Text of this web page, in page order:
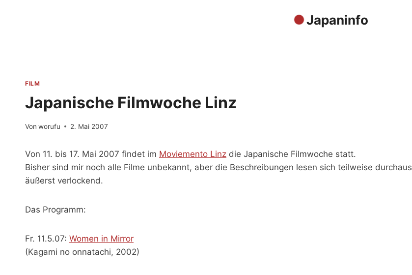
Japaninfo
FILM
Japanische Filmwoche Linz
Von worufu 2. Mai 2007
Von 11. bis 17. Mai 2007 findet im Moviemento Linz die Japanische Filmwoche statt.
Bisher sind mir noch alle Filme unbekannt, aber die Beschreibungen lesen sich teilweise durchaus
äußerst verlockend.
Das Programm:
Fr. 11.5.07: Women in Mirror
(Kagami no onnatachi, 2002)